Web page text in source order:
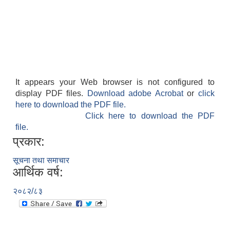
It appears your Web browser is not configured to
display PDF files.
Download adobe Acrobatorclick
here to download the PDF file.
Click here to download the PDF
file.
प्रकार:
सूचना तथा समाचार
आर्थिक वर्ष:
२०८२/८३